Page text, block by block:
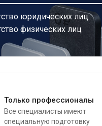
юридических лиц
физических лиц
Только профессионалы
Все специалисты имеют
специальную подготовку